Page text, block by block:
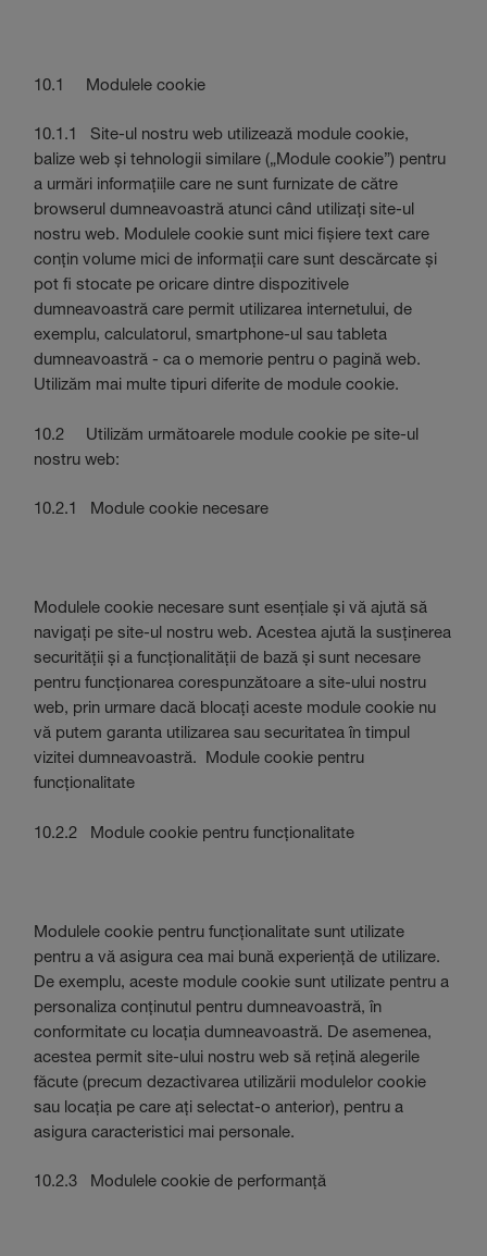
10.1 Modulele cookie
10.1.1 Site-ul nostru web utilizează module cookie,
balize web și tehnologii similare („Module cookie”) pentru
a urmări informațiile care ne sunt furnizate de către
browserul dumneavoastră atunci când utilizați site-ul
nostru web. Modulele cookie sunt mici fișiere text care
conțin volume mici de informații care sunt descărcate și
pot fi stocate pe oricare dintre dispozitivele
dumneavoastră care permit utilizarea internetului, de
exemplu, calculatorul, smartphone-ul sau tableta
dumneavoastră - ca o memorie pentru o pagină web.
Utilizăm mai multe tipuri diferite de module cookie.
10.2 Utilizăm următoarele module cookie pe site-ul
nostru web:
10.2.1 Module cookie necesare
Modulele cookie necesare sunt esențiale și vă ajută să
navigați pe site-ul nostru web. Acestea ajută la susținerea
securității și a funcționalității de bază și sunt necesare
pentru funcționarea corespunzătoare a site-ului nostru
web, prin urmare dacă blocați aceste module cookie nu
vă putem garanta utilizarea sau securitatea în timpul
vizitei dumneavoastră. Module cookie pentru
funcționalitate
10.2.2 Module cookie pentru funcționalitate
Modulele cookie pentru funcționalitate sunt utilizate
pentru a vă asigura cea mai bună experiență de utilizare.
De exemplu, aceste module cookie sunt utilizate pentru a
personaliza conținutul pentru dumneavoastră, în
conformitate cu locația dumneavoastră. De asemenea,
acestea permit site-ului nostru web să rețină alegerile
făcute (precum dezactivarea utilizării modulelor cookie
sau locația pe care ați selectat-o anterior), pentru a
asigura caracteristici mai personale.
10.2.3 Modulele cookie de performanță